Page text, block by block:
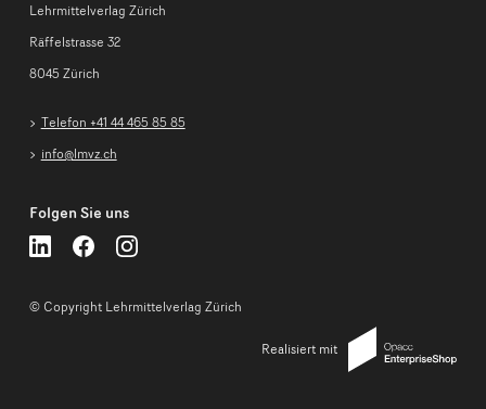
Lehrmittelverlag Zürich
Räffelstrasse 32
8045 Zürich
Telefon +41 44 465 85 85
info@lmvz.ch
Folgen Sie uns
Lehrmittelverlag
Zürich
folgen
Lehrmittelverlag
Zürich
folgen
Lehrmittelverlag
Zürich
folgen
© Copyright Lehrmittelverlag Zürich
Realisiert mit